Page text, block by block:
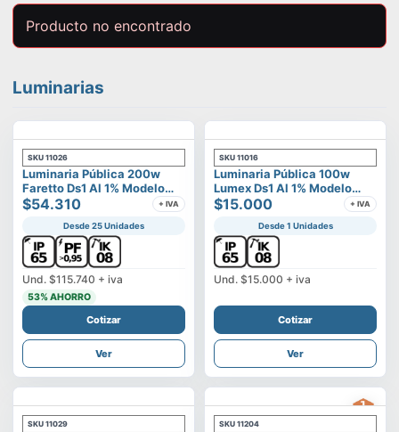
Producto no encontrado
Luminarias
SKU 11026
Luminaria Pública 200w
Faretto Ds1 Al 1% Modelo
Calisto
$54.310 + IVA
Desde 25 Unidades
Und. $115.740 + iva
53% AHORRO
Cotizar
Ver
SKU 11016
Luminaria Pública 100w
Lumex Ds1 Al 1% Modelo
Vega
$15.000 + IVA
Desde 1 Unidades
Und. $15.000 + iva
Cotizar
Ver
SKU 11029 SKU 11204